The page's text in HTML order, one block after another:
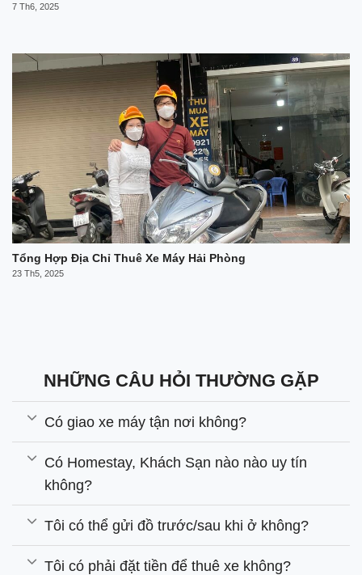
7 Th6, 2025
Tổng Hợp Địa Chỉ Thuê Xe Máy Hải Phòng
23 Th5, 2025
NHỮNG CÂU HỎI THƯỜNG GẶP
Có giao xe máy tận nơi không?
Có Homestay, Khách Sạn nào nào uy tín
không?
Tôi có thể gửi đồ trước/sau khi ở không?
Tôi có phải đặt tiền để thuê xe không?